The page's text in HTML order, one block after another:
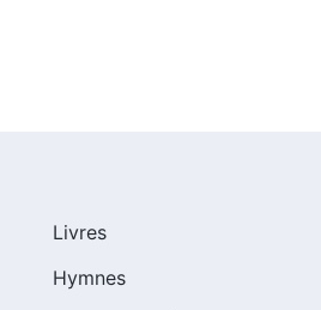
Livres
Hymnes